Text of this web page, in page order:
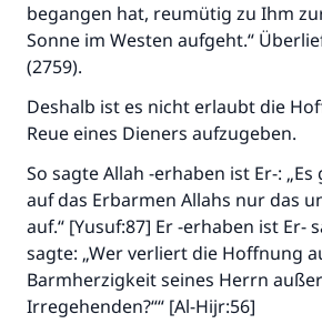
begangen hat, reumütig zu Ihm
Sonne im Westen aufgeht.“
(2759).
Deshalb ist es nicht erlaubt die
Reue eines Dieners aufzugeben.
So sagte Allah -erhaben ist Er-:
auf das Erbarmen Allahs nur das
auf.“ [Yusuf:87] Er -erhaben ist Er-
sagte: „Wer verliert die Hoffnung
Barmherzigkeit seines Herrn
Irregehenden?““ [Al-Hijr:56]
Die Antwort Nr. 110845
Ehe.
Unterstütze die Arbeit von